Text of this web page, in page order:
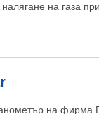
на газа при
на фирма